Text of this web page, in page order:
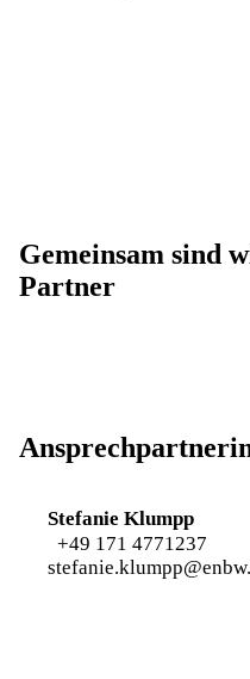
Gemeinsam sind
Partner
Stefanie Klumpp
+49 171 4771237